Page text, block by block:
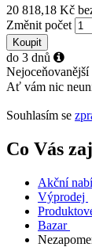
20 818,18 Kč
Změnit počet
Koupit
do 3 dnů
Ať vám nic
Souhlasím se
Co Vás
Akční
Výprodej
Bazar